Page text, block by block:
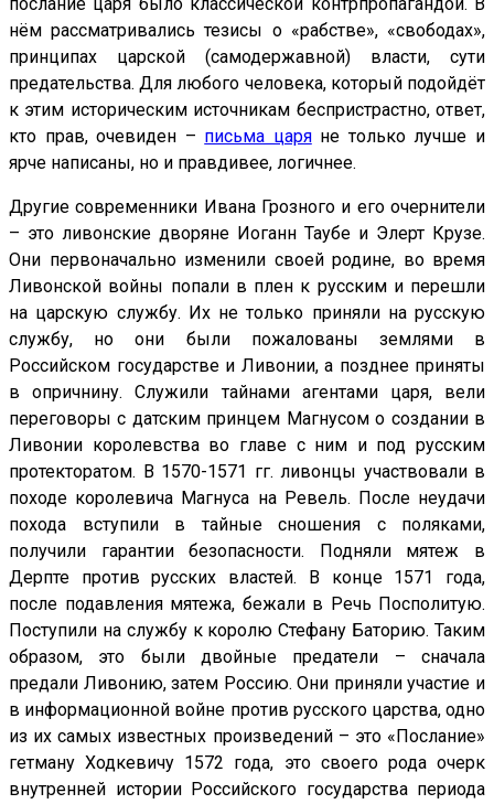
послание царя было классической контрпропагандой. В
нём рассматривались тезисы о «рабстве», «свободах»,
принципах царской (самодержавной) власти, сути
предательства. Для любого человека, который подойдёт
к этим историческим источникам беспристрастно, ответ,
кто прав, очевиден – письма царяне только лучше и
ярче написаны, но и правдивее, логичнее.
Другие современники Ивана Грозного и его очернители
– это ливонские дворяне Иоганн Таубе и Элерт Крузе.
Они первоначально изменили своей родине, во время
Ливонской войны попали в плен к русским и перешли
на царскую службу. Их не только приняли на русскую
службу, но они были пожалованы землями в
Российском государстве и Ливонии, а позднее приняты
в опричнину. Служили тайнами агентами царя, вели
переговоры с датским принцем Магнусом о создании в
Ливонии королевства во главе с ним и под русским
протекторатом. В 1570-1571 гг. ливонцы участвовали в
походе королевича Магнуса на Ревель. После неудачи
похода вступили в тайные сношения с поляками,
получили гарантии безопасности. Подняли мятеж в
Дерпте против русских властей. В конце 1571 года,
после подавления мятежа, бежали в Речь Посполитую.
Поступили на службу к королю Стефану Баторию. Таким
образом, это были двойные предатели – сначала
предали Ливонию, затем Россию. Они приняли участие и
в информационной войне против русского царства, одно
из их самых известных произведений – это «Послание»
гетману Ходкевичу 1572 года, это своего рода очерк
внутренней истории Российского государства периода